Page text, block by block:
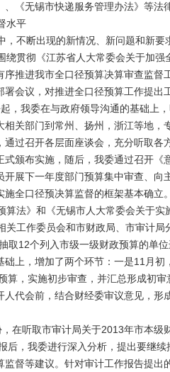
《无锡市快递服务管理办法》等法
水平
不断出现的新情况、新问题和新要
贯彻《江苏省人大常委会关于加强
推进我市全口径预算决算审查监
会议，对推进全口径预算工作提
，我委在与政府领导沟通的基础上
关部门到常州、扬州，浙江等地
过召开各层面座谈会，充分听取各
颁布实施，随后，我委通过召开
展下一年度部门预算集中审查、
全口径预决算监督的框架基本确立。
法》和《无锡市人大常委会关于实
工作委员会和市财政局、市审计
取12个列入市级一级财政预算的单
上，增加了两个环节：一是11月
算，实施初步审查，并汇总形成初
代会前，结合财经委审议意见，
在听取市审计局关于2013年市本级
后，我委进行深入分析，提出要继
督等建议。针对审计工作报告提